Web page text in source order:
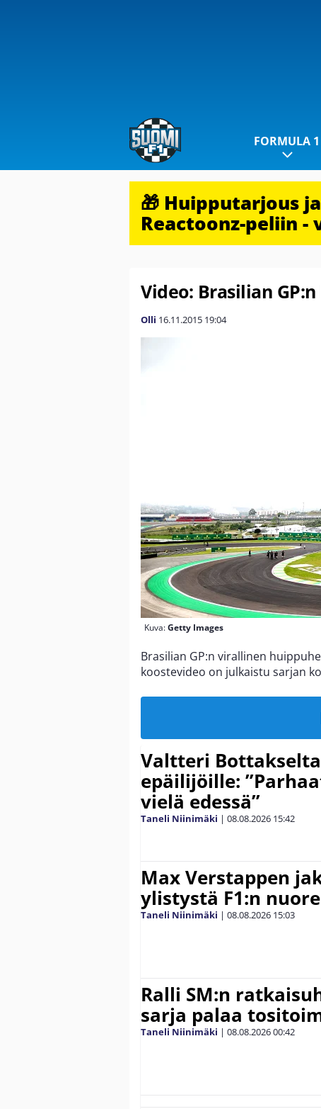
FORMULA 1
🎁 Huipputarjous
Reactoonz-peliin -
Video: Brasilian
Olli 16.11.2015 19:04
Kuva:Getty Images
Brasilian GP:n virallinen
koostevideo on julkaistu sarjan
Valtteri
epäilijöille:
vielä edessä”
Taneli Niinimäki | 08.08.2026 15:42
Max Verstappen
ylistystä F1:n
Taneli Niinimäki | 08.08.2026 15:03
Ralli SM:n
sarja palaa
Taneli Niinimäki | 08.08.202600:42